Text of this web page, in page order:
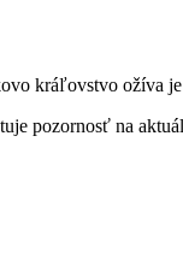
kráľovstvo ožíva
pozornosť na